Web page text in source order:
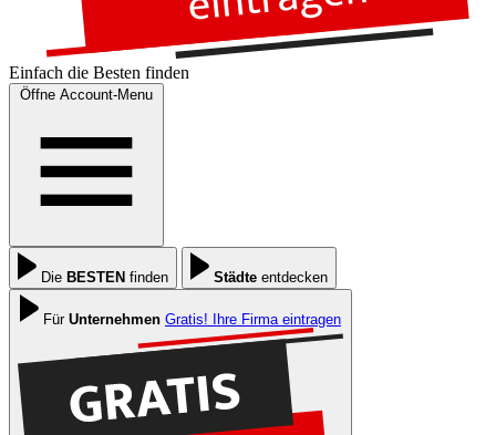
Einfach die Besten finden
Öffne Account-Menu
Die BESTEN finden Städte entdecken
Für Unternehmen Gratis! Ihre Firma eintragen